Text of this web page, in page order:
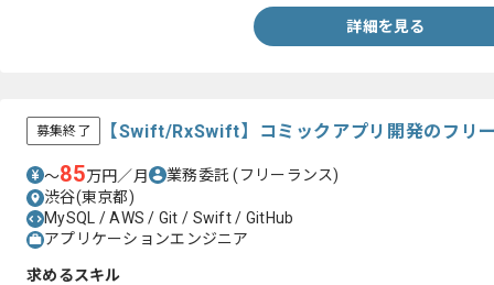
詳細を見る
募集終了 【Swift/RxSwift】コミックアプリ開発のフリ
〜85万円／月 業務委託(フリーランス)
渋谷(東京都)
MySQL / AWS / Git / Swift / GitHub
アプリケーションエンジニア
求めるスキル